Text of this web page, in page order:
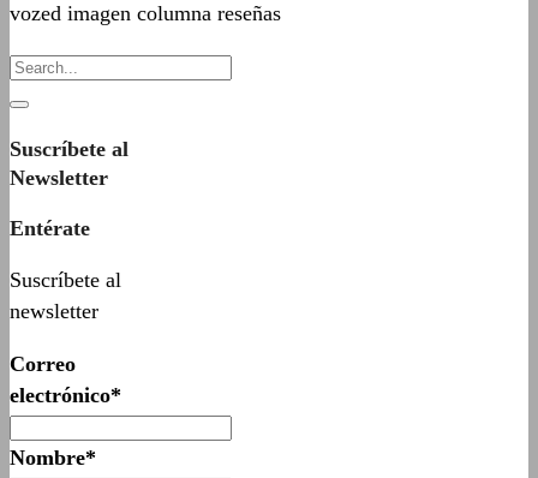
vozed imagen columna reseñas
Suscríbete al
Newsletter
Entérate
Suscríbete al
newsletter
Correo
electrónico*
Nombre*